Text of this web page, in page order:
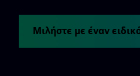
Μιλήστε με έναν